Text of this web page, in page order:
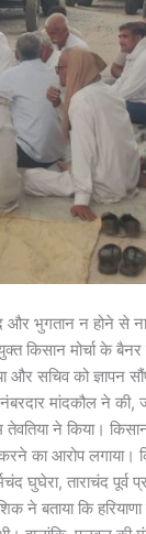
भुगतान न होने से
किसान मोर्चा के
और सचिव को ज्ञापन
नंबरदार मांदकौल ने
ने किया।
का आरोप लगाया।
घुघेरा, ताराचंद पूर्व
ने बताया कि